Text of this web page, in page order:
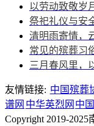
以劳动致敬岁
祭祀礼仪与安
清明雨寄情，
常见的殡葬习
三月春风里，
友情链接: 中国殡葬
谱网 中华英烈网 中
Copyright 2019-